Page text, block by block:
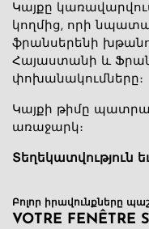
Կայքը
կողմից, որի
ֆրանսերենի
Հայաստանի և
փոխանակումները։
Կայքի թիմը
առաջարկ։
Տեղեկատվություն
Բոլոր իրավունքները
VOTRE FENÊTRE